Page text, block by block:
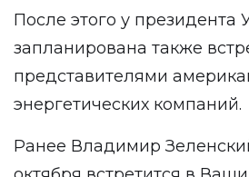
После этого у президента
запланирована также
представителями
энергетических компаний.
Ранее Владимир